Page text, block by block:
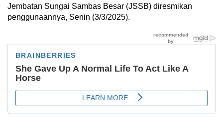
Jembatan Sungai Sambas Besar (JSSB) diresmikan
penggunaannya, Senin (3/3/2025).